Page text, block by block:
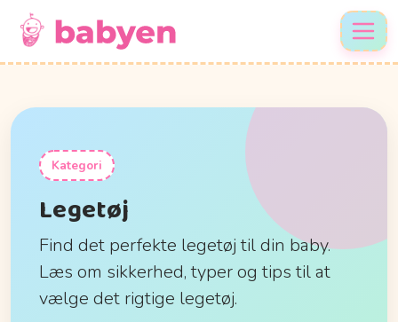
Kategori
Legetøj
Find det perfekte legetøj til din baby.
Læs om sikkerhed, typer og tips til at
vælge det rigtige legetøj.